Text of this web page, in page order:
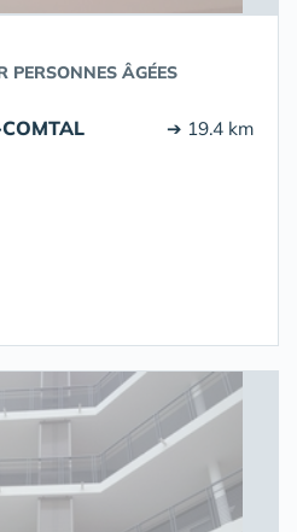
PERSONNES ÂGÉES
➔ 19.4 km